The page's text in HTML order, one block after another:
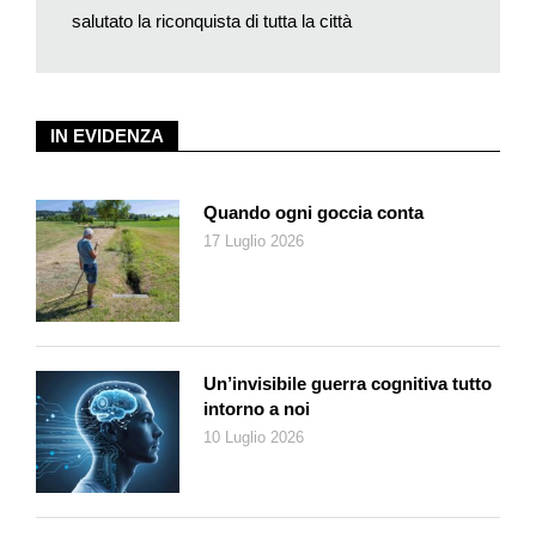
crimine di guerra che non sia stato compiuto sulla sua gente
video-messaggio compiaciuto, non pensava certo ai 450’000
civile siriana, né pensava ai 5 milioni di profughi fuggiti
all’estero e agli 11 milioni di sfollati interni che ha causato su
una popolazione di quasi 18 milioni di abitanti. A lui di questa
immensa catastrofe sembrava non importare proprio niente:
quello che gli premeva era essersi garantito la sopravvivenza
In un sussulto di lucidità, ha ammesso che la vittoria ad Aleppo
non significa la fine della guerra, ma ormai – sempre in virtù
dell’intervento della Sacra Triade – l’unica grande città che
ancora sfugge al suo, o meglio al loro controllo, è solo Raqqa,
la capitale siriana dell’agonizzante Califfato islamico. Ma
Raqqa, evidentemente non preoccupa più di tanto né
IN EVIDENZA
Quando ogni goccia conta
17 Luglio 2026
Un’invisibile guerra cognitiva tutto
intorno a noi
10 Luglio 2026
salutato la riconquista di tutta la città